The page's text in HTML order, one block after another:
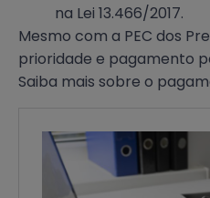
na Lei 13.466/2017.
Mesmo com a PEC dos
prioridade e pagamento
Saiba mais sobre o